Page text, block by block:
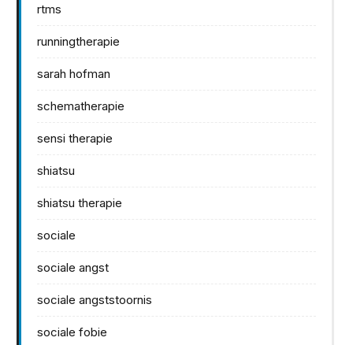
rtms
runningtherapie
sarah hofman
schematherapie
sensi therapie
shiatsu
shiatsu therapie
sociale
sociale angst
sociale angststoornis
sociale fobie